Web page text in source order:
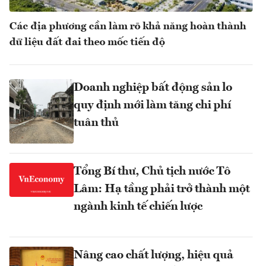
Các địa phương cần làm rõ khả năng hoàn thành
dữ liệu đất đai theo mốc tiến độ
Doanh nghiệp bất động sản lo
quy định mới làm tăng chi phí
tuân thủ
Tổng Bí thư, Chủ tịch nước Tô
Lâm: Hạ tầng phải trở thành một
ngành kinh tế chiến lược
Nâng cao chất lượng, hiệu quả